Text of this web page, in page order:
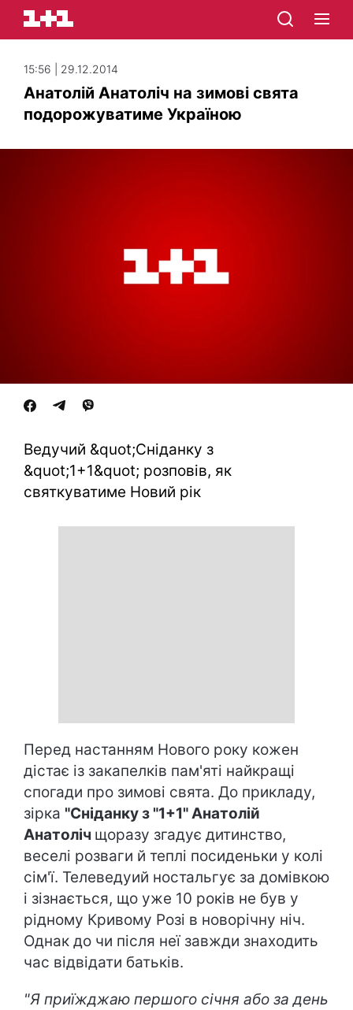
15:56 | 29.12.2014
Анатолій Анатоліч на зимові свята
подорожуватиме Україною
Ведучий &quot;Сніданку з
&quot;1+1&quot; розповів, як
святкуватиме Новий рік
Перед настанням Нового року кожен
дістає із закапелків пам'яті найкращі
спогади про зимові свята. До прикладу,
зірка "Сніданку з "1+1" Анатолій
Анатоліч щоразу згадує дитинство,
веселі розваги й теплі посиденьки у колі
сім'ї. Телеведуий ностальгує за домівкою
і зізнається, що уже 10 років не був у
рідному Кривому Розі в новорічну ніч.
Однак до чи після неї завжди знаходить
час відвідати батьків.
"Я приїжджаю першого січня або за день